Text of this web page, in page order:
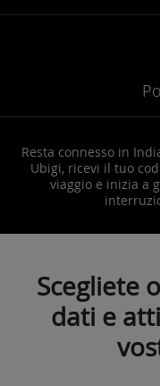
Resta connesso in
Ubigi, ricevi il tuo
viaggio e inizia a
Scegliete
dati e